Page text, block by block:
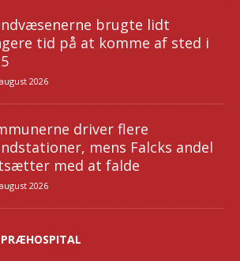
brugte lidt
tid på at komme af sted i
2026
driver flere
mens Falcks andel
med at falde
2026